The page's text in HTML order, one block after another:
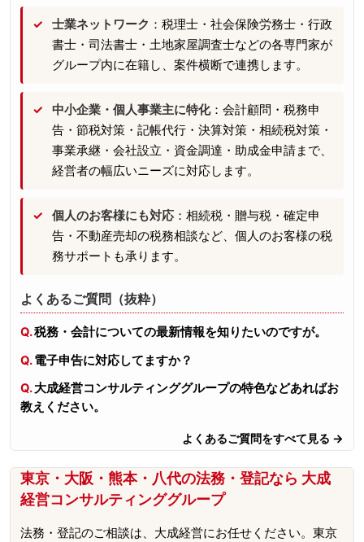
士業ネットワーク ：税理士・社会保険労務士・行政
書士・司法書士・土地家屋調査士などの各専門家が
グループ内に在籍し、案件横断で連携します。
中小企業・個人事業主に特化：会計顧問・税務申
告・節税対策・記帳代行・決算対策・相続税対策・
事業承継・会社設立・資金調達・助成金申請まで、
経営者の幅広いニーズに対応します。
個人のお客様にも対応 ：相続税・贈与税・確定申
告・不動産売却の税務相談など、個人のお客様の税
務サポートも承ります。
よくあるご質問（抜粋）
税務・会計についての最新情報を知りたいのですが。
電子申告に対応してますか？
大成経営コンサルティンググループの特色などあればお
教えください。
よくあるご質問をすべて見る →
東京・大阪・熊本・八代の法務・登記なら 大成
経営コンサルティンググループ
法務・登記のご相談は、大成経営にお任せください。東京